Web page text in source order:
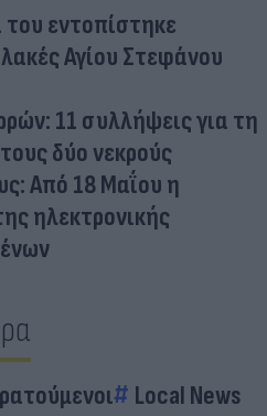
εντοπίστηκε
Αγίου Στεφάνου
11 συλλήψεις για τη
δύο νεκρούς
Από 18 Μαΐου η
ηλεκτρονικής
Local News